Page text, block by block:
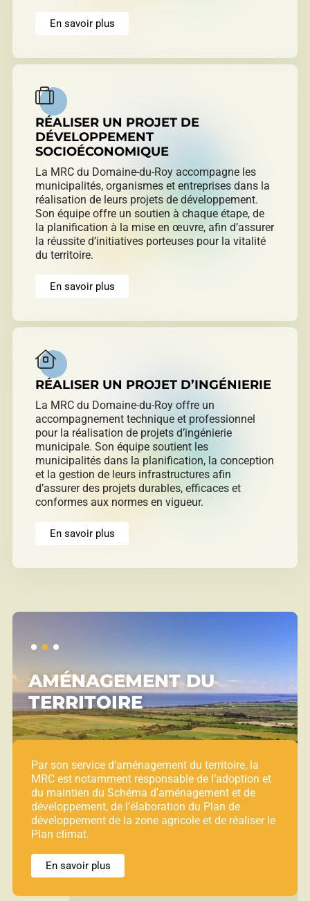
En savoir plus
RÉALISER UN PROJET DE
DÉVELOPPEMENT
SOCIOÉCONOMIQUE
La MRC du Domaine-du-Roy accompagne les
municipalités, organismes et entreprises dans la
réalisation de leurs projets de développement.
Son équipe offre un soutien à chaque étape, de
la planification à la mise en œuvre, afin d’assurer
la réussite d’initiatives porteuses pour la vitalité
du territoire.
En savoir plus
RÉALISER UN PROJET D’INGÉNIERIE
La MRC du Domaine-du-Roy offre un
accompagnement technique et professionnel
pour la réalisation de projets d’ingénierie
municipale. Son équipe soutient les
municipalités dans la planification, la conception
et la gestion de leurs infrastructures afin
d’assurer des projets durables, efficaces et
conformes aux normes en vigueur.
En savoir plus
AMÉNAGEMENT DU
TERRITOIRE
Par son service d’aménagement du territoire, la
MRC est notamment responsable de l’adoption et
du maintien du Schéma d’aménagement et de
développement, de l’élaboration du Plan de
développement de la zone agricole et de réaliser le
Plan climat.
En savoir plus